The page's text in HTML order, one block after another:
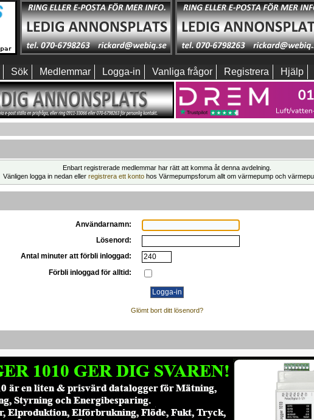
Sök Medlemmar Logga-in Vanliga frågor Registrera Hjälp
Enbart registrerade medlemmar har rätt att komma åt denna avdelning.
Vänligen logga in nedan eller registrera ett konto hos Värmepumpsforum allt om värmepump och
Användarnamn:
Lösenord:
Antal minuter att förbli inloggad:
Förbli inloggad för alltid:
Glömt bort ditt lösenord?